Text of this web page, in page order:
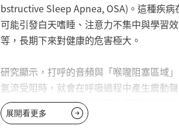
bstructive Sleep Apnea, OSA)。這種疾
可能引發白天嗜睡、注意力不集中與學習
等，長期下來對健康的危害極大。
研究顯示，打呼的音頻與「喉嚨阻塞區域
氣流受阻時，就會在呼吸過程中產生震動
振動所致。不同的阻塞位置會導致聲音強
有助於臨床診斷，也為後續治療方向提供參
展開看更多